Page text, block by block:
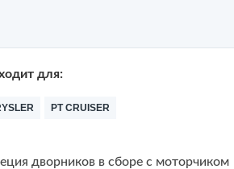
для:
PT CRUISER
дворников в сборе с моторчиком